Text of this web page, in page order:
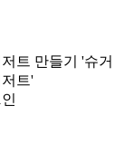
트 만들기 '슈거
트'